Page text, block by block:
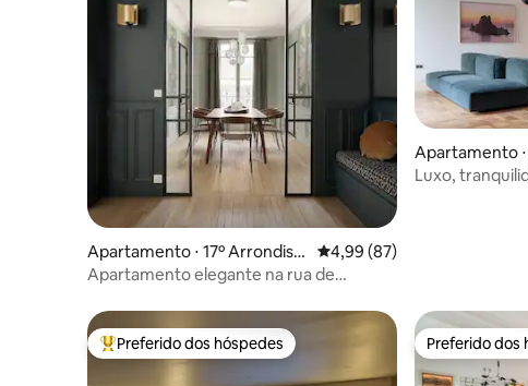
Apartamento ⋅ 17º Arrondiss
ement
4,99 de uma avaliação
4,99 (87)
Apartamento elegante na rua de
Apartamento
Luxo,
Entre os melhores preferidos dos hóspedes
Preferido dos hóspedes Preferido dos
Preferido dos